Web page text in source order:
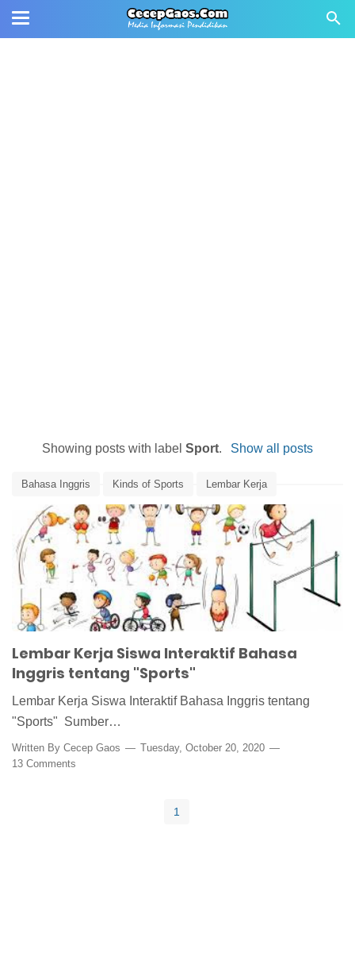
Showing posts with labelSport. Show all posts
Bahasa Inggris Kinds of Sports Lembar Kerja
Lembar Kerja Bahasa Inggris
Lembar Kerja Interaktif Bahasa Inggris Lembar Kerja Siswa
Lembar Kerja Siswa Interaktif Media Pembelajaran Sport
Sports
Lembar Kerja Siswa Interaktif Bahasa
Inggris tentang "Sports"
Lembar Kerja Siswa Interaktif Bahasa Inggris tentang
"Sports" Sumber…
Written By Cecep Gaos
Tuesday, October 20, 2020
13 Comments
1